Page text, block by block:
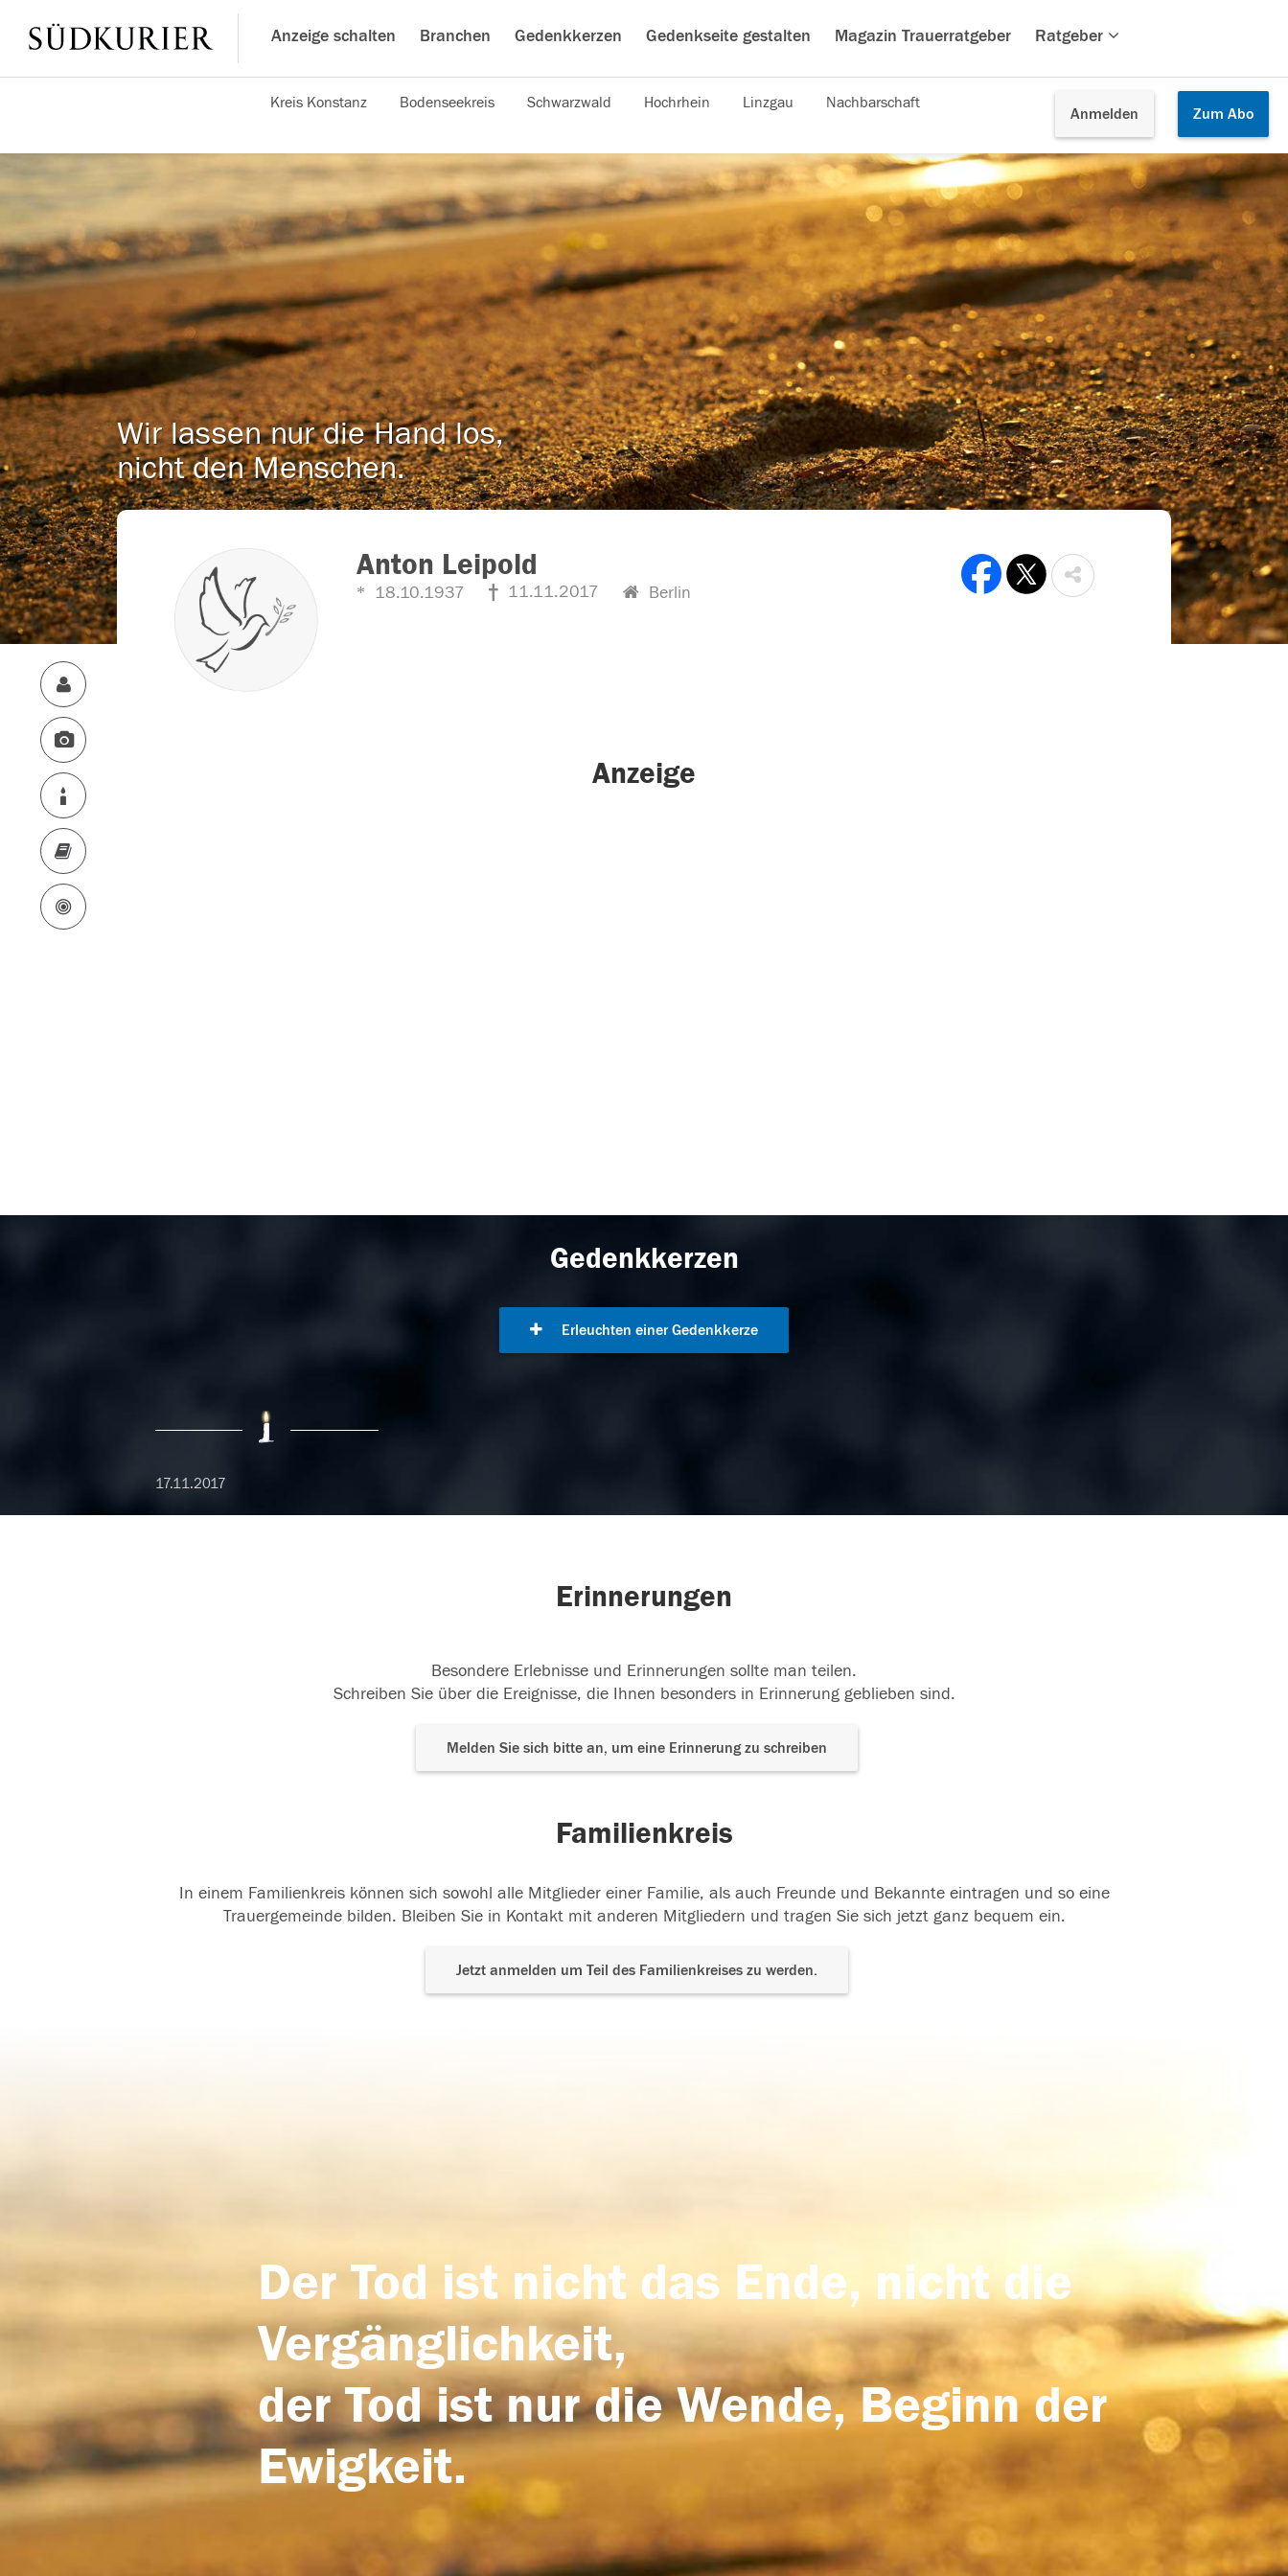
Anzeige schalten Branchen Gedenkkerzen Gedenkseite gestalten Magazin Trauerratgeber Ratgeber
Anmelden Zum Abo
Kreis Konstanz Bodenseekreis Schwarzwald Hochrhein Linzgau Nachbarschaft
Wir lassen nur die Hand los,
nicht den Menschen.
Anton Leipold
18.10.1937 11.11.2017 Berlin
Anzeige
Gedenkkerzen
Erleuchten einer Gedenkkerze
17.11.2017
Erinnerungen
Besondere Erlebnisse und Erinnerungen sollte man teilen.
Schreiben Sie über die Ereignisse, die Ihnen besonders in Erinnerung geblieben sind.
Melden Sie sich bitte an, um eine Erinnerung zu schreiben
Familienkreis
In einem Familienkreis können sich sowohl alle Mitglieder einer Familie, als auch Freunde und Bekannte eintragen und so eine
Trauergemeinde bilden. Bleiben Sie in Kontakt mit anderen Mitgliedern und tragen Sie sich jetzt ganz bequem ein.
Jetzt anmelden um Teil des Familienkreises zu werden.
Der Tod ist nicht das Ende, nicht die
Vergänglichkeit,
der Tod ist nur die Wende, Beginn der
Ewigkeit.